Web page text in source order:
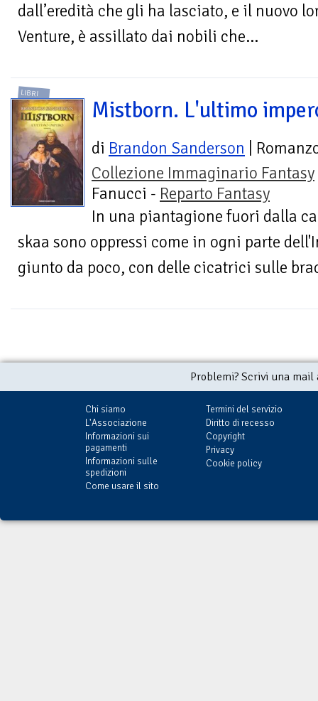
dall’eredità che gli ha lasciato, e il nuovo
Venture, è assillato dai nobili che...
LIBRI
Mistborn. L'ultimo
di Brandon Sanderson |
Collezione Immaginario Fantasy
Fanucci - Reparto Fantasy
In una piantagione fuori dalla
skaa sono oppressi come in ogni parte
giunto da poco, con delle cicatrici sulle
Problemi? Scrivi una
Chi siamo
L'Associazione
Informazioni sui
pagamenti
Informazioni sulle
spedizioni
Come usare il sito
Termini del servizio
Diritto di recesso
Copyright
Privacy
Cookie policy